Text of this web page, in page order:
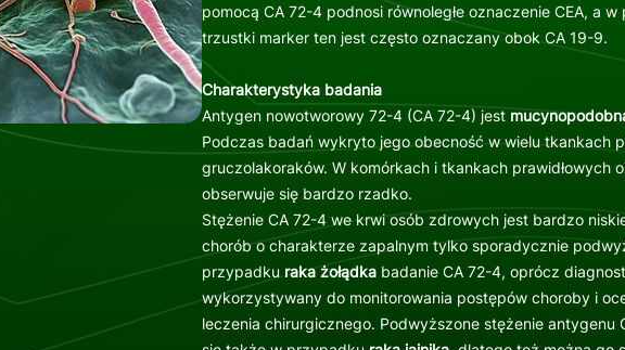
pomocą CA 72-4 podnosi równoległe oznaczenie CEA, a
trzustki marker ten jest często oznaczany obok CA 19-9.
Charakterystyka badania
Antygen nowotworowy 72-4 (CA 72-4) jest
Podczas badań wykryto jego obecność w wielu tkankach
gruczolakoraków. W komórkach i tkankach prawidłowych
obserwuje się bardzo rzadko.
Stężenie CA 72-4 we krwi osób zdrowych jest bardzo
chorób o charakterze zapalnym tylko sporadycznie
przypadku raka żołądkabadanie CA 72-4, oprócz
wykorzystywany do monitorowania postępów choroby i
leczenia chirurgicznego. Podwyższone stężenie antygenu